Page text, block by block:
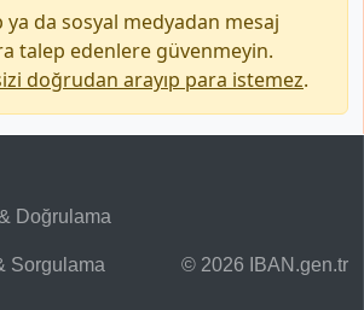
ya da sosyal medyadan mesaj
talep edenlere güvenmeyin.
doğrudan arayıp para istemez.
© 2026 IBAN.gen.tr
Doğrulama
Sorgulama